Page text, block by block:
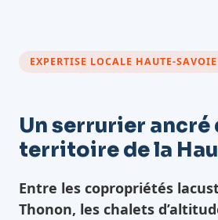
EXPERTISE LOCALE HAUTE-SAVOIE
Un serrurier ancré
territoire de la
Entre les copropriétés
Thonon, les chalets